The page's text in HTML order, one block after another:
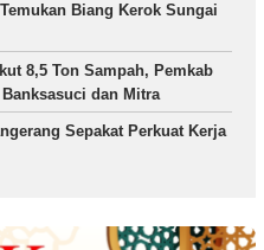
Biang Kerok Sungai
8,5 Ton Sampah, Pemkab
dan Mitra
Sepakat Perkuat Kerja